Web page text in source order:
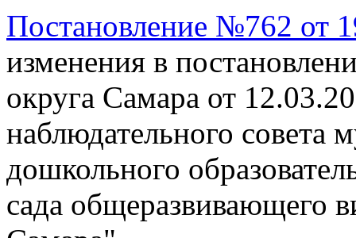
Постановление №762 от
изменения в
округа Самара от
наблюдательного совета
дошкольного
сада общеразвивающего